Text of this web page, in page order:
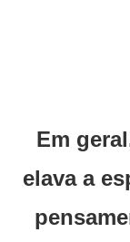
Em
elava a